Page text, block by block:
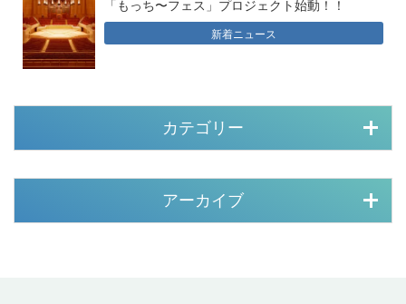
「もっち〜フェス」プロジェクト始動！！
新着ニュース
カテゴリー
アーカイブ